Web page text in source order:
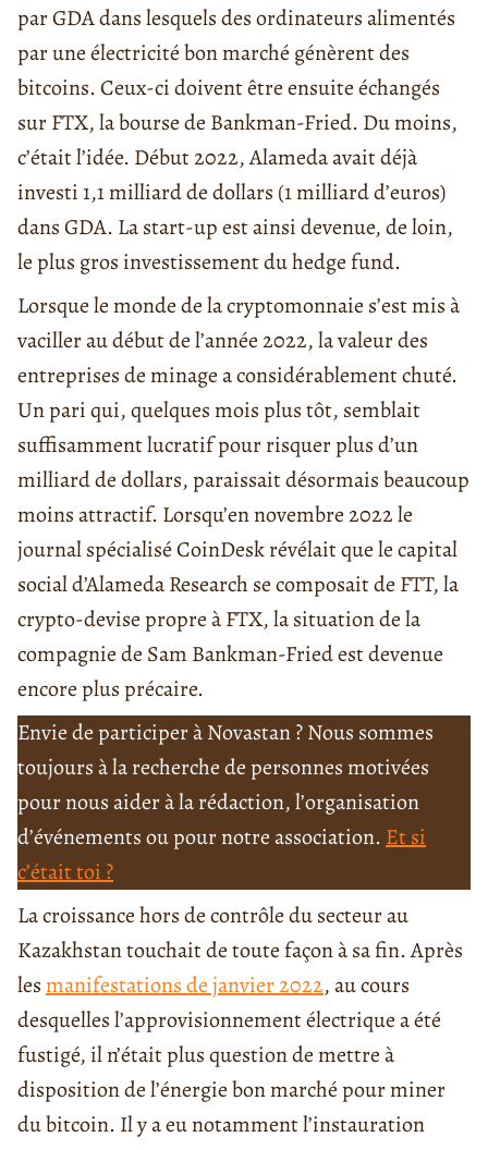
par GDA dans lesquels des ordinateurs alimentés
par une électricité bon marché génèrent des
bitcoins. Ceux-ci doivent être ensuite échangés
sur FTX, la bourse de Bankman-Fried. Du moins,
c’était l’idée. Début 2022, Alameda avait déjà
investi 1,1 milliard de dollars (1 milliard d’euros)
dans GDA. La start-up est ainsi devenue, de loin,
le plus gros investissement du hedge fund.
Lorsque le monde de la cryptomonnaie s’est mis à
vaciller au début de l’année 2022, la valeur des
entreprises de minage a considérablement chuté.
Un pari qui, quelques mois plus tôt, semblait
suffisamment lucratif pour risquer plus d’un
milliard de dollars, paraissait désormais beaucoup
moins attractif. Lorsqu’en novembre 2022 le
journal spécialisé CoinDesk révélait que le capital
social d’Alameda Research se composait de FTT, la
crypto-devise propre à FTX, la situation de la
compagnie de Sam Bankman-Fried est devenue
encore plus précaire.
Envie de participer à Novastan ? Nous sommes
toujours à la recherche de personnes motivées
pour nous aider à la rédaction, l’organisation
d’événements ou pour notre association. Et si
c’était toi ?
La croissance hors de contrôle du secteur au
Kazakhstan touchait de toute façon à sa fin. Après
lesmanifestations de janvier 2022, au cours
desquelles l’approvisionnement électrique a été
fustigé, il n’était plus question de mettre à
disposition de l’énergie bon marché pour miner
du bitcoin. Il y a eu notamment l’instauration